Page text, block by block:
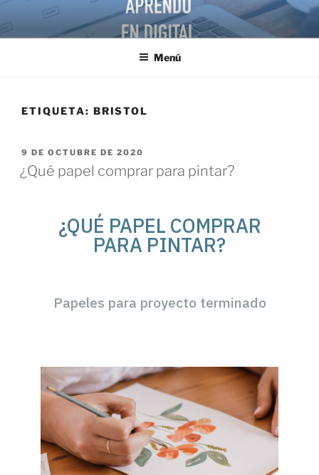
Menú
ETIQUETA: BRISTOL
9 DE OCTUBRE DE 2020
¿Qué papel comprar para pintar?
¿QUÉ PAPEL COMPRAR
PARA PINTAR?
Papeles para proyecto terminado